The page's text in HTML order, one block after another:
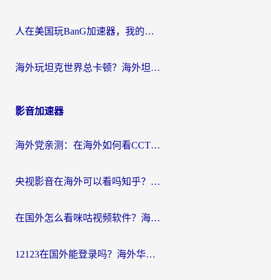
人在美国玩BanG加速器，我的延迟终于绿了
海外玩坦克世界总卡顿？海外坦克世界加速器有哪些？实测好用的选择在这里
影音加速器
海外党亲测：在海外如何看CCTV？告别“仅限大陆播放”的实用指南
央视影音在海外可以看吗知乎？留学生亲测：3步解决地域限制+追剧自由
在国外怎么看咪咕视频软件？海外党亲测有效的回国加速方案
12123在国外能登录吗？海外华人必看的回国加速实用指南